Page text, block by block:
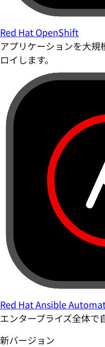
Red Hat OpenShift
アプリケーションを大
ロイします。
Red Hat Ansible
エンタープライズ全体で
新バージョン